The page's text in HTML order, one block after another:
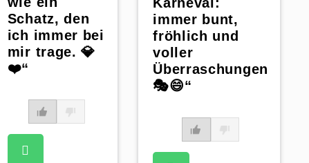
Schatz, den
ich immer bei
mir trage. 💎
❤️“
immer bunt,
fröhlich und
voller
Überraschungen
🎭😄“